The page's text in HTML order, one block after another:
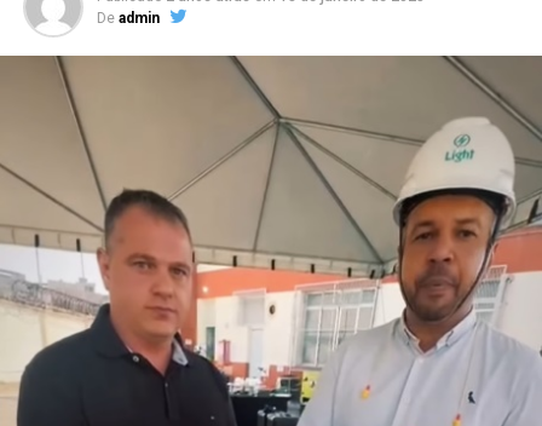
“Minha intenção é inspirar profissionais a se
enxergarem para além dos cargos que ocupam e das
empresas onde atuam. Muitas vezes nos limitamos a
pensar na carreira apenas como uma sequência de
posições ou funções, esquecendo que ela é uma
construção muito maior, que envolve propósito,
impacto e crescimento pessoal”, comenta Mirella
Franco, autora do livro.
“E esse valor não vem apenas da experiência que
acumula, mas da forma como você se posiciona, se
reinventa e se torna indispensável e reconhecido pelo
impacto que gera. Sua jornada não é apenas um caminho
percorrido, mas um patrimônio valioso”, acrescenta.
De admin